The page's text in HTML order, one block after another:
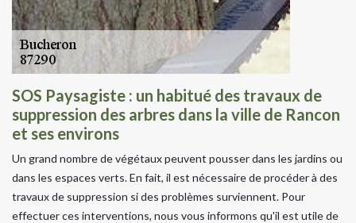
SOS Paysagiste : un habitué des travaux de
suppression des arbres dans la ville de Rancon
et ses environs
Un grand nombre de végétaux peuvent pousser dans les jardins ou
dans les espaces verts. En fait, il est nécessaire de procéder à des
travaux de suppression si des problèmes surviennent. Pour
effectuer ces interventions, nous vous informons qu'il est utile de